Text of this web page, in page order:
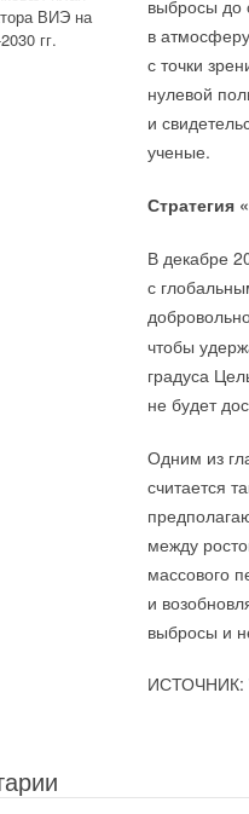
ВИЭ на
гг.
выбросы до
в
с точки
нулевой
и
ученые.
Стратегия
В декабре
с
чтобы
градуса
не будет
Одним из
считается
между
массового
и
выбросы и
ИСТОЧНИК:
Автоматика,
нет комментариев
нет комментариев
комментарий